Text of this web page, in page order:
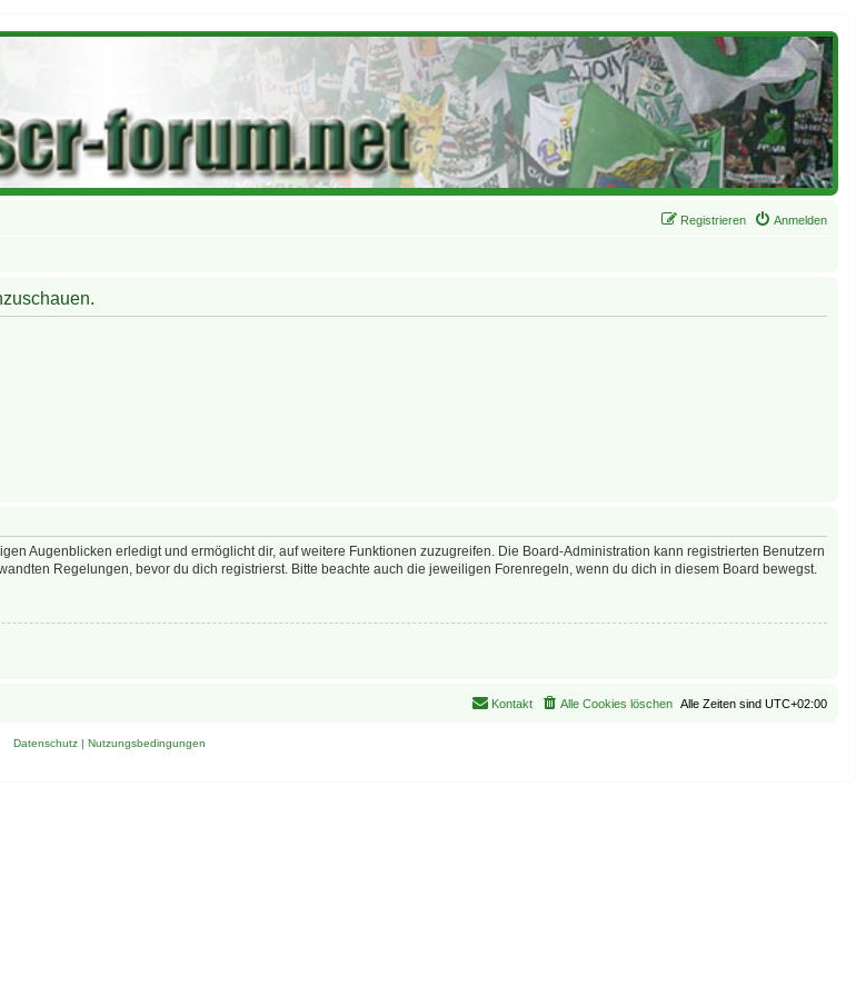
Anmelden
Registrieren
Augenblicken erledigt und ermöglicht dir, auf weitere Funktionen zuzugreifen. Die Board-Administration kann registrierten Benutzern
Regelungen, bevor du dich registrierst. Bitte beachte auch die jeweiligen Forenregeln, wenn du dich in diesem Board bewegst.
Alle Zeiten sind UTC+02:00
Alle Cookies löschen
Kontakt
Datenschutz| Nutzungsbedingungen